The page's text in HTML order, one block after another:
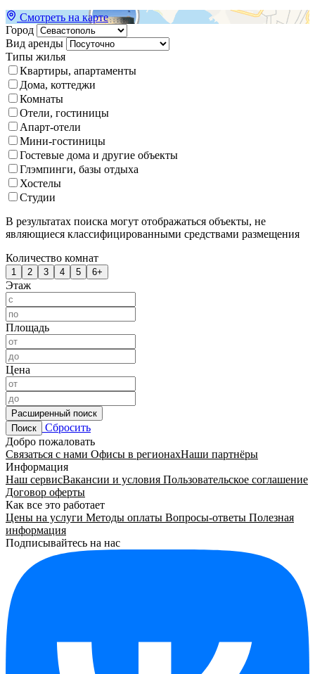
Смотреть на карте
Город
Вид аренды
Типы жилья
Квартиры, апартаменты
Дома, коттеджи
Комнаты
Отели, гостиницы
Апарт-отели
Мини-гостиницы
Гостевые дома и другие объекты
Глэмпинги, базы отдыха
Хостелы
Студии
В результатах поиска могут отображаться объекты, не
являющиеся классифицированными средствами размещения
Количество комнат
1 2 3 4 5 6+
Этаж
Площадь
Цена
Расширенный поиск
Поиск
Сбросить
Добро пожаловать
Связаться с нами Офисы в регионахНаши партнёры
Информация
Наш сервисВакансии и условия Пользовательское соглашение
Договор оферты
Как все это работает
Цены на услуги Методы оплаты Вопросы-ответы Полезная
информация
Подписывайтесь на нас